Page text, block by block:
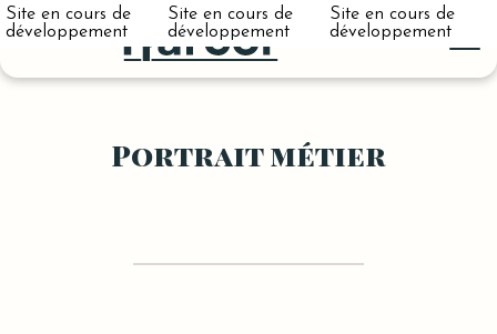
Site en cours de
développement
Site en cours de
développement
Site en cours de
développement
Portrait métier